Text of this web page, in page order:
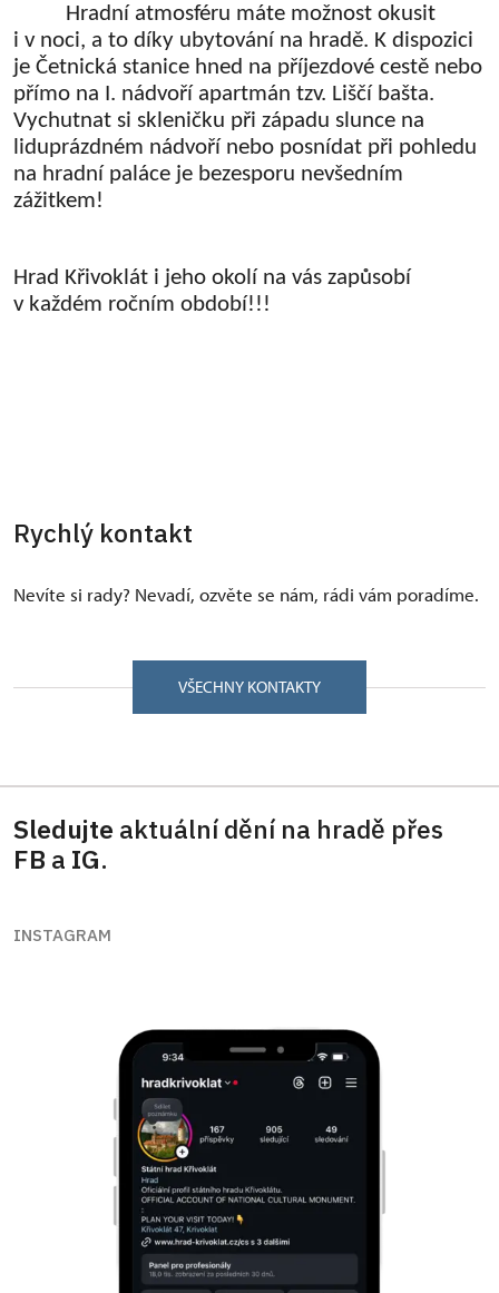
Hradní atmosféru máte možnost okusit
i v noci, a to díky ubytování na hradě. K dispozici
je Četnická stanice hned na příjezdové cestě nebo
přímo na I. nádvoří apartmán tzv. Liščí bašta.
Vychutnat si skleničku při západu slunce na
liduprázdném nádvoří nebo posnídat při pohledu
na hradní paláce je bezesporu nevšedním
zážitkem!
Hrad Křivoklát i jeho okolí na vás zapůsobí
v každém ročním období!!!
Rychlý kontakt
Nevíte si rady? Nevadí, ozvěte se nám, rádi vám poradíme.
VŠECHNY KONTAKTY
Sledujte aktuální dění na hradě přes
FB a IG.
INSTAGRAM